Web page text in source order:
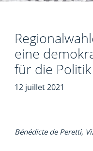
eine
für die Politik
12 juillet 2021
Bénédicte de Peretti,